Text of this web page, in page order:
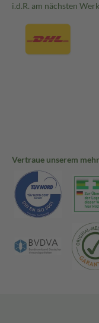
i.d.R. am nächsten
Vertraue unserem